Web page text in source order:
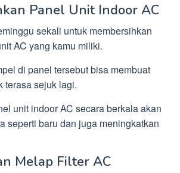
Panel Unit Indoor AC
sekali untuk membersihkan
AC yang kamu miliki.
di panel tersebut bisa membuat
terasa sejuk lagi.
unit indoor AC secara berkala akan
seperti baru dan juga meningkatkan
Melap Filter AC